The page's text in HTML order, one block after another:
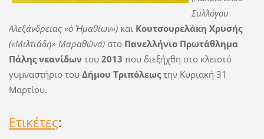
Συλλόγου
Αλεξάνδρειας «ὁ Ἠμαθίων»)και Κουτσουρελάκη Χρυσής
(«Μιλτιάδη» Μαραθώνα)στοΠανελλήνιο Πρωτάθλημα
Πάλης νεανίδων του2013 που διεξήχθη στο κλειστό
γυμναστήριο του Δήμου Τριπόλεωςτην Κυριακή 31
Μαρτίου.
Ετικέτες: